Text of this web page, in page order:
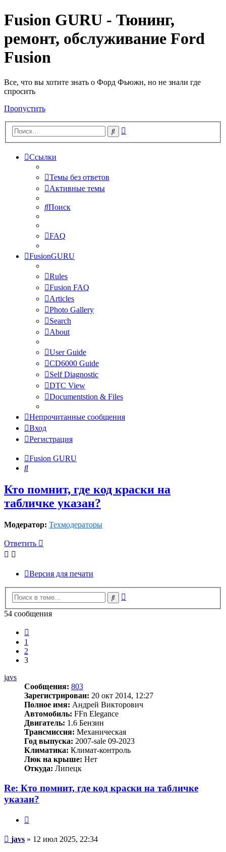
Fusion GURU - Тюнинг,
ремонт, обслуживание Ford
Fusion
Все, что вы хотите знать о Форд Фьюжн, но не знали где
спросить
Пропустить
Поиск
Ссылки
Темы без ответов
Активные темы
Поиск
FAQ
FusionGURU
Rules
Fusion FAQ
Articles
Photo Gallery
Search
About
User Guide
CD6000 Guide
Self Diagnostic
DTC View
Documentstion & Files
Непрочитанные сообщения
Вход
Регистрация
Fusion GURU
Поиск
Кто помнит, где код краски на
табличке указан?
Модератор: Техмодераторы
Ответить
Версия для печати
Поиск
54 сообщения
1
2
3
javs
Сообщения: 803
Зарегистрирован: 20 окт 2014, 12:27
Полное имя: Андрей Викторович
Автомобиль: FFn Elegance
Двигатель: 1.6 Бензин
Трансмиссия: Механическая
Год выпуска: 2007-sale 09-2023
Климатика: Климат-контроль
Люк на крыше: Нет
Откуда: Липецк
Re: Кто помнит, где код краски на табличке
указан?
Сообщение
javs » 12 июл 2025, 22:34